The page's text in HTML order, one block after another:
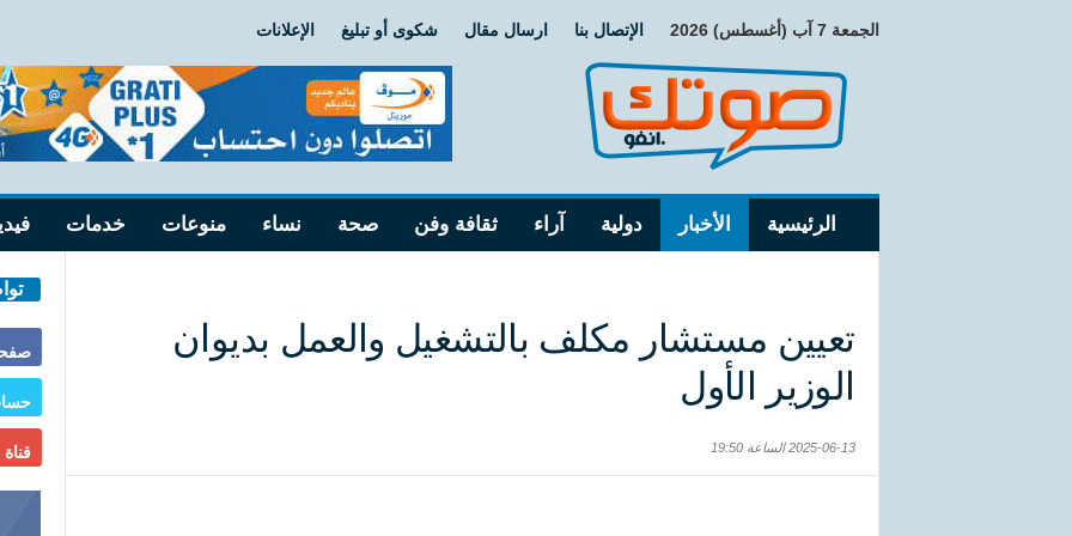
الجمعة 7 آب (أغسطس) 2026 الإتصال بنا ارسال مقال شكوى أو تبليغ الإعلانات
الرئيسية الأخبار دولية آراء ثقافة وفن صحة نساء منوعات خدمات
تعيين مستشار مكلف بالتشغيل والعمل بديوان
الوزير الأول
2025-06-13 الساعة 19:50